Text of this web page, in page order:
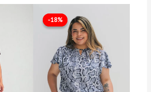
-18%
-18% precio
original
era:
$84.900.
actual
es:
$69.900.